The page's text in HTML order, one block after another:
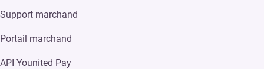
Support marchand
Portail marchand
API Younited Pay